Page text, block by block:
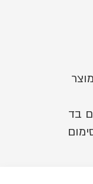
בד